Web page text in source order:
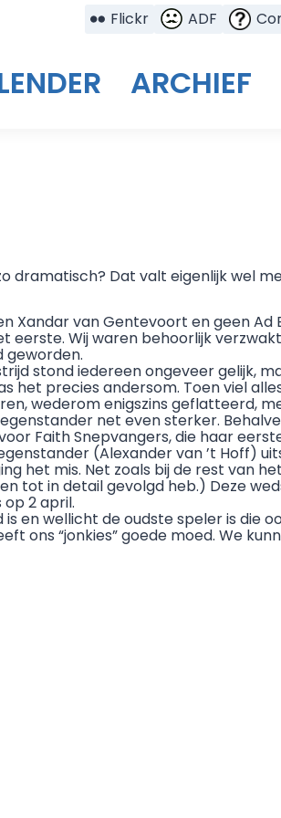
Flickr ADF
ARCHIEF
dramatisch? Dat valt eigenlijk wel
Xandar van Gentevoort en geen Ad
Wij waren behoorlijk
geworden.
stond iedereen ongeveer gelijk,
het precies andersom. Toen viel
wederom enigszins geflatteerd,
net even sterker.
Faith Snepvangers, die haar
(Alexander van ’t Hoff)
het mis. Net zoals bij de rest van
tot in detail gevolgd heb.) Deze
2 april.
en wellicht de oudste speler is die
ons “jonkies” goede moed. We